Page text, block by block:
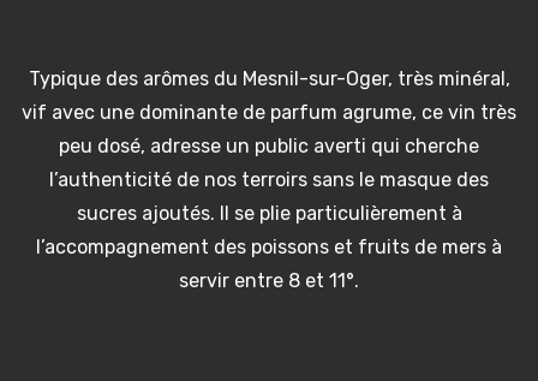
Typique des arômes du Mesnil-sur-Oger, très minéral,
vif avec une dominante de parfum agrume, ce vin très
peu dosé, adresse un public averti qui cherche
l’authenticité de nos terroirs sans le masque des
sucres ajoutés. Il se plie particulièrement à
l’accompagnement des poissons et fruits de mers à
servir entre 8 et 11°.